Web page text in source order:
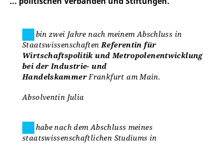
Ich bin zwei Jahre nach meinem Abschluss in
StaatswissenschaftenReferentin für
Wirtschaftspolitik und Metropolenentwicklung
bei der Industrie- und
HandelskammerFrankfurt am Main.
Absolventin Julia
Ich habe nach dem Abschluss meines
staatswissenschaftlichen Studiums in